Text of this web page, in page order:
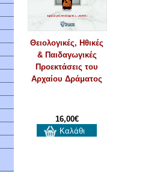
Θειολογικές, Ηθικές
& Παιδαγωγικές
Προεκτάσεις του
Αρχαίου Δράματος
16,00€
Καλάθι